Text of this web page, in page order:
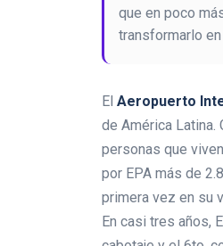
que en poco
transformarlo
El Aeropuerto
de América Latina.
personas que
por EPA más de
primera vez en su
En casi tres años,